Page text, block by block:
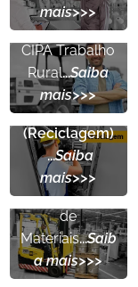
mais>>>
NR 31 CIPATR-
CIPA Trabalho
Rural...Saiba
mais>>>
NR 10-
Segurança
Elétrica
(Reciclagem)
...Saiba
mais>>>
NR 11
- Transp.,
Mov.,
Armazenamen
to e Manuseio
de
Materiais...Saib
a mais>>>
NR 12
- Segurança
no Trabalho
em
Máquinas e
Equipamentos